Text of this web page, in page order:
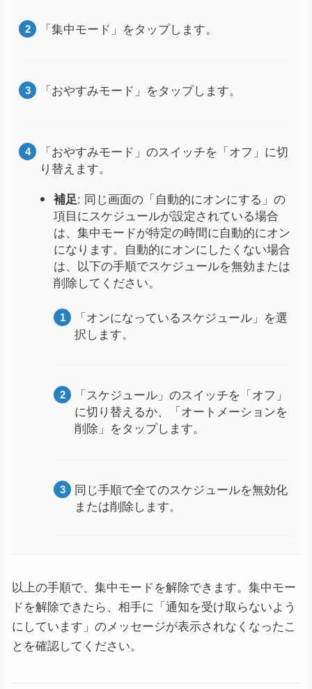
「集中モード」をタップします。
「おやすみモード」をタップします。
「おやすみモード」のスイッチを「オフ」に切
り替えます。
補足: 同じ画面の「自動的にオンにする」の
項目にスケジュールが設定されている場合
は、集中モードが特定の時間に自動的にオン
になります。自動的にオンにしたくない場合
は、以下の手順でスケジュールを無効または
削除してください。
「オンになっているスケジュール」を選
択します。
「スケジュール」のスイッチを「オフ」
に切り替えるか、「オートメーションを
削除」をタップします。
同じ手順で全てのスケジュールを無効化
または削除します。
以上の手順で、集中モードを解除できます。集中モー
ドを解除できたら、相手に「通知を受け取らないよう
にしています」のメッセージが表示されなくなったこ
とを確認してください。